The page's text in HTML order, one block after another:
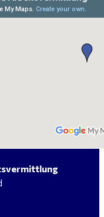
Kalkulation /
Wolfen
in